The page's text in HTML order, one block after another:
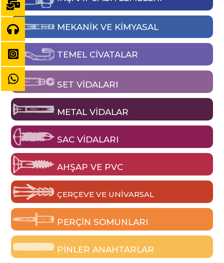
MEKANIK VE KIMYASAL
TEMEL CIVATALAR
SET VIDALARI
METAL VIDALAR
SAC VIDALARI
AHŞAP VE PVC
ÇERÇEVE VE UNIVARSAL
PERÇIN SOMUNLARI
PINLER ANAHTARLAR